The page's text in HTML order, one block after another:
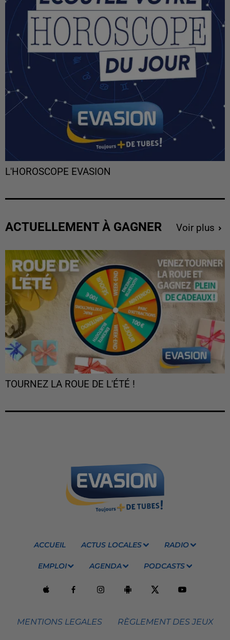
L'HOROSCOPE EVASION
ACTUELLEMENT À GAGNER Voir plus
TOURNEZ LA ROUE DE L'ÉTÉ !
ACCUEIL ACTUS LOCALES RADIO
EMPLOI AGENDA PODCASTS
MENTIONS LEGALES RÈGLEMENT DES JEUX